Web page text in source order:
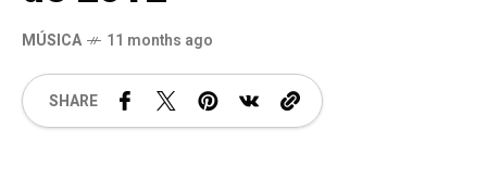
MÚSICA 11 months ago
SHARE